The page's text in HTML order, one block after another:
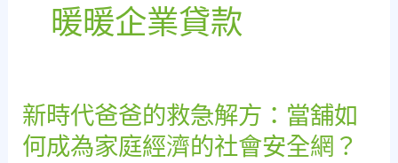
暖暖企業貸款
新時代爸爸的救急解方：當舖如
何成為家庭經濟的社會安全網？
新
時
代